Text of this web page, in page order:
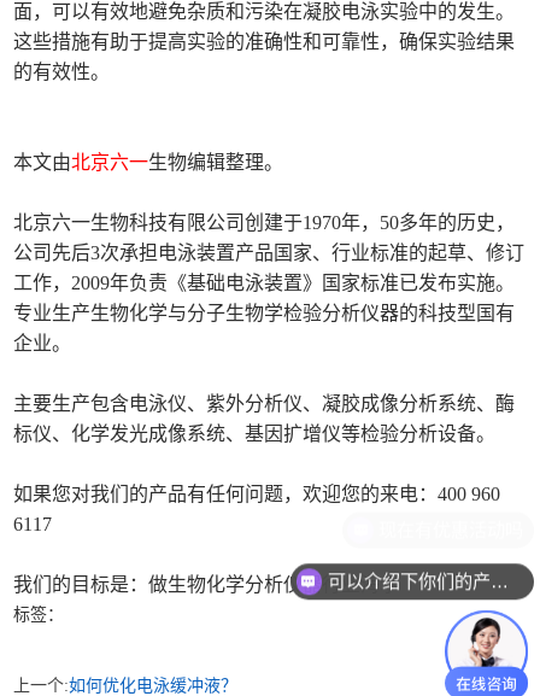
面，可以有效地避免杂质和污染在凝胶电泳实验中的发生。
这些措施有助于提高实验的准确性和可靠性，确保实验结果
的有效性。
本文由北京六一生物编辑整理。
北京六一生物科技有限公司创建于1970年，50多年的历史，
公司先后3次承担电泳装置产品国家、行业标准的起草、修订
工作，2009年负责《基础电泳装置》国家标准已发布实施。
专业生产生物化学与分子生物学检验分析仪器的科技型国有
企业。
主要生产包含电泳仪、紫外分析仪、凝胶成像分析系统、酶
标仪、化学发光成像系统、基因扩增仪等检验分析设备。
如果您对我们的产品有任何问题，欢迎您的来电：400 960
6117
我们的目标是：做生物化学分析仪器行业海尔
标签：
上一个:如何优化电泳缓冲液？
可以介绍下你们的产品么